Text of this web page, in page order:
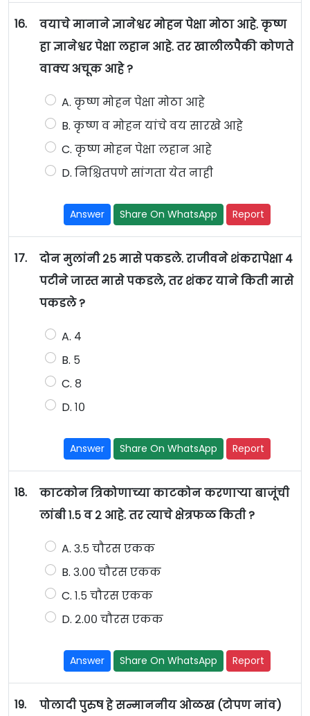
16.
वयाचे मानाने ज्ञानेश्वर मोहन पेक्षा मोठा आहे. कृष्ण
हा ज्ञानेश्वर पेक्षा लहान आहे. तर खालीलपैकी कोणते
वाक्य अचूक आहे ?
A. कृष्ण मोहन पेक्षा मोठा आहे
B. कृष्ण व मोहन यांचे वय सारखे आहे
C. कृष्ण मोहन पेक्षा लहान आहे
D. निश्चितपणे सांगता येत नाही
Answer Share On WhatsApp Report
17.
दोन मुलांनी २५ मासे पकडले. राजीवने शंकरापेक्षा ४
पटीने जास्त मासे पकडले, तर शंकर याने किती मासे
पकडले ?
A. ४
B. ५
C. ८
D. १०
Answer Share On WhatsApp Report
18.
काटकोन त्रिकोणाच्या काटकोन करणाऱ्या बाजूंची
लांबी १.५ व २ आहे. तर त्याचे क्षेत्रफळ किती ?
A. ३.५ चौरस एकक
B. ३.०० चौरस एकक
C. १.५ चौरस एकक
D. २.०० चौरस एकक
Answer Share On WhatsApp Report
19.
पोलादी पुरुष हे सन्माननीय ओळख (टोपण नांव)